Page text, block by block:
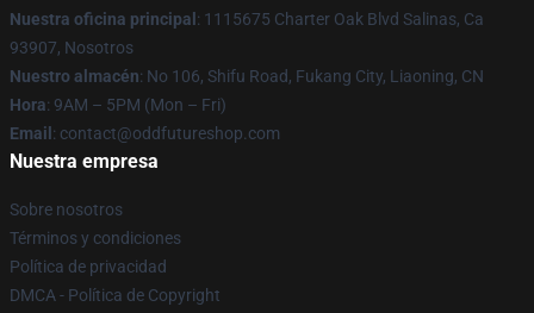
Nuestra oficina principal : 1115675 Charter Oak Blvd Salinas, Ca
93907, Nosotros
Nuestro almacén: No 106, Shifu Road, Fukang City, Liaoning, CN
Hora: 9AM – 5PM (Mon – Fri)
Email : contact@oddfutureshop.com
Nuestra empresa
Sobre nosotros
Términos y condiciones
Política de privacidad
DMCA - Política de Copyright